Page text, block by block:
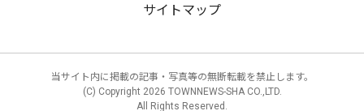
サイトマップ
当サイト内に掲載の記事・写真等の無断転載を禁止します。
(C) Copyright 2026 TOWNNEWS-SHA CO.,LTD.
All Rights Reserved.